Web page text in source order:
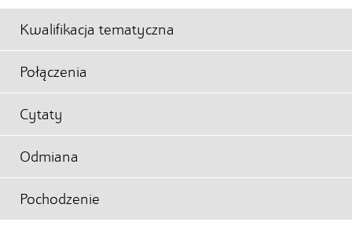
Kwalifikacja tematyczna
Połączenia
Cytaty
Odmiana
Pochodzenie